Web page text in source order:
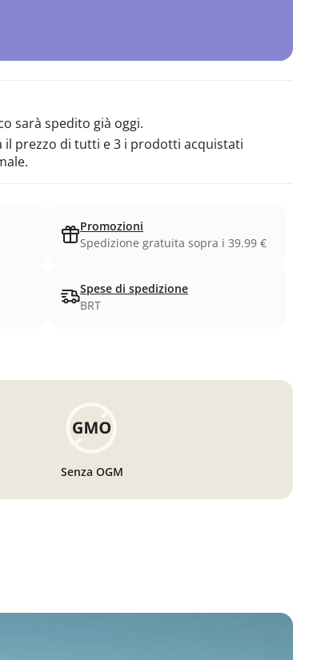
sarà spedito già oggi.
il prezzo di tutti e 3 i prodotti acquistati
Promozioni
Spedizione gratuita sopra i 39.99 €
Spese di spedizione
BRT
Senza OGM